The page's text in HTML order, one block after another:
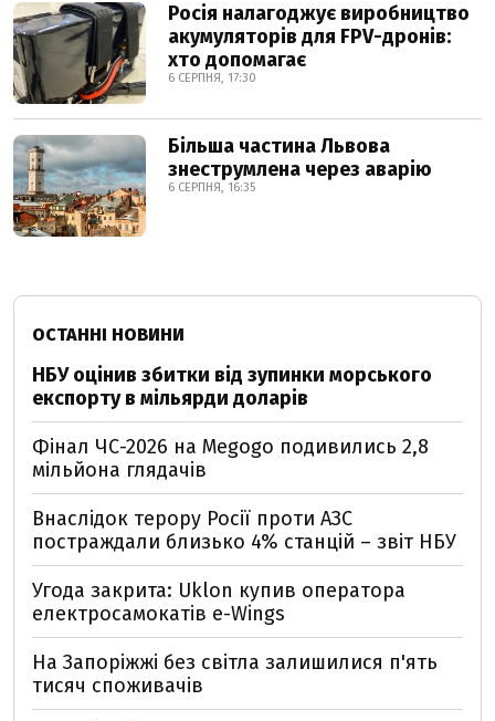
Росія налагоджує виробництво
акумуляторів для FPV-дронів:
хто допомагає
6 СЕРПНЯ, 17:30
Більша частина Львова
знеструмлена через аварію
6 СЕРПНЯ, 16:35
ОСТАННІ НОВИНИ
НБУ оцінив збитки від зупинки морського
експорту в мільярди доларів
Фінал ЧС-2026 на Megogo подивились 2,8
мільйона глядачів
Внаслідок терору Росії проти АЗС
постраждали близько 4% станцій – звіт НБУ
Угода закрита: Uklon купив оператора
електросамокатів e-Wings
На Запоріжжі без світла залишилися п'ять
тисяч споживачів